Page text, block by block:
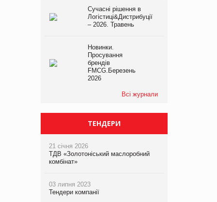
Сучасні рішення в
Логістиці&Дистрибуції
– 2026. Травень
Новинки.
Просування
брендів
FMCG.Березень
2026
Всі журнали
ТЕНДЕРИ
21 січня 2026
ТДВ «Золотоніський маслоробний
комбінат»
03 липня 2023
Тендери компанії